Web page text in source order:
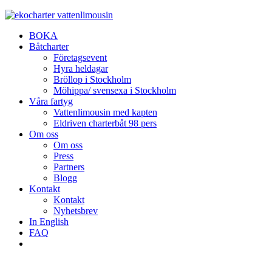
BOKA
Båtcharter
Företagsevent
Hyra heldagar
Bröllop i Stockholm
Möhippa/ svensexa i Stockholm
Våra fartyg
Vattenlimousin med kapten
Eldriven charterbåt 98 pers
Om oss
Om oss
Press
Partners
Blogg
Kontakt
Kontakt
Nyhetsbrev
In English
FAQ